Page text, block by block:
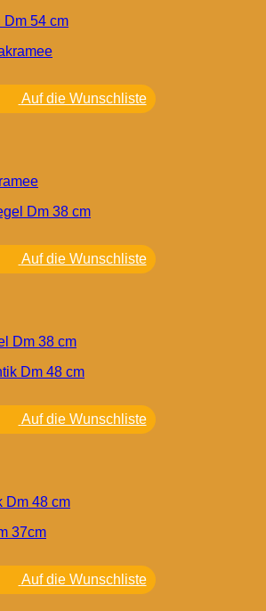
Dm 54 cm
Auf die Wunschliste
Auf die Wunschliste
Dm 38 cm
Auf die Wunschliste
Dm 48 cm
Auf die Wunschliste